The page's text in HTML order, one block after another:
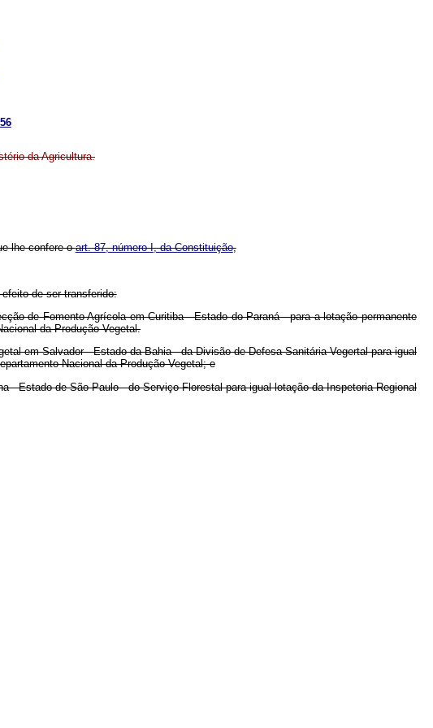
da Agricultura.
lhe confere oart. 87, número I, da Constituição,
de ser transferido:
de Fomento Agrícola em Curitiba - Estado do Paraná - para a lotação permanente
da Produção Vegetal.
em Salvador - Estado da Bahia - da Divisão de Defesa Sanitária Vegertal para igual
Nacional da Produção Vegetal; e
- Estado de São Paulo - do Serviço Florestal para igual lotação da Inspetoria Regional